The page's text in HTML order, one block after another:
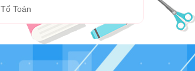
Tổ Toán